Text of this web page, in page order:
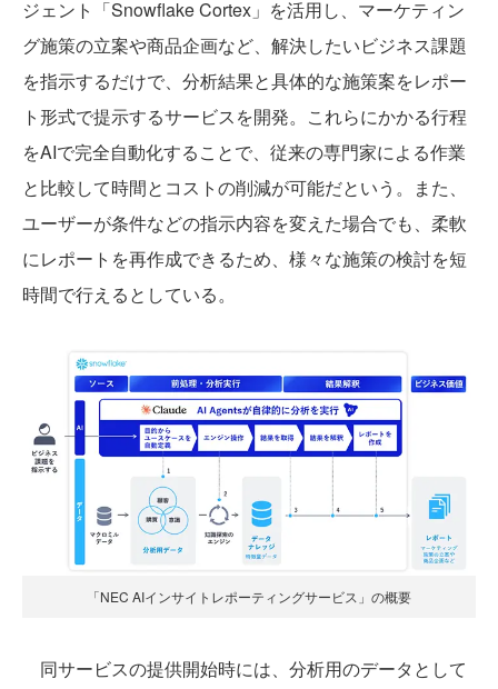
ジェント「Snowflake Cortex」を活用し、マーケティン
グ施策の立案や商品企画など、解決したいビジネス課題
を指示するだけで、分析結果と具体的な施策案をレポー
ト形式で提示するサービスを開発。これらにかかる行程
をAIで完全自動化することで、従来の専門家による作業
と比較して時間とコストの削減が可能だという。また、
ユーザーが条件などの指示内容を変えた場合でも、柔軟
にレポートを再作成できるため、様々な施策の検討を短
時間で行えるとしている。
「NEC AIインサイトレポーティングサービス」の概要
同サービスの提供開始時には、分析用のデータとして